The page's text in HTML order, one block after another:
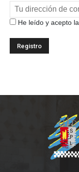
He leído y acepto la